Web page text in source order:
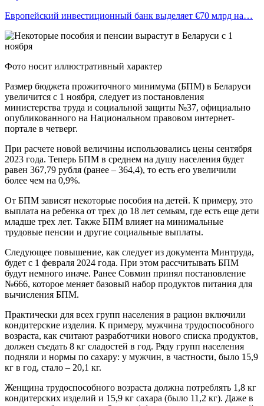
Европейский инвестиционный банк выделяет €70 млрд на…
Фото носит иллюстративный характер
Размер бюджета прожиточного минимума (БПМ) в Беларуси
увеличится с 1 ноября, следует из постановления
министерства труда и социальной защиты №37, официально
опубликованного на Национальном правовом интернет-
портале в четверг.
При расчете новой величины использовались цены сентября
2023 года. Теперь БПМ в среднем на душу населения будет
равен 367,79 рубля (ранее – 364,4), то есть его увеличили
более чем на 0,9%.
От БПМ зависят некоторые пособия на детей. К примеру, это
выплата на ребенка от трех до 18 лет семьям, где есть еще дети
младше трех лет. Также БПМ влияет на минимальные
трудовые пенсии и другие социальные выплаты.
Следующее повышение, как следует из документа Минтруда,
будет с 1 февраля 2024 года. При этом рассчитывать БПМ
будут немного иначе. Ранее Совмин принял постановление
№666, которое меняет базовый набор продуктов питания для
вычисления БПМ.
Практически для всех групп населения в рацион включили
кондитерские изделия. К примеру, мужчина трудоспособного
возраста, как считают разработчики нового списка продуктов,
должен съедать 8 кг сладостей в год. Ряду групп населения
подняли и нормы по сахару: у мужчин, в частности, было 15,9
кг в год, стало – 20,1 кг.
Женщина трудоспособного возраста должна потреблять 1,8 кг
кондитерских изделий и 15,9 кг сахара (было 11,2 кг). Даже в